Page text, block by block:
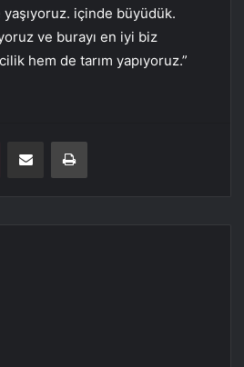
içinde büyüdük.
ve burayı en iyi biz
hem de tarım yapıyoruz.”
Pocket E-Posta ile paylaş Yazdır